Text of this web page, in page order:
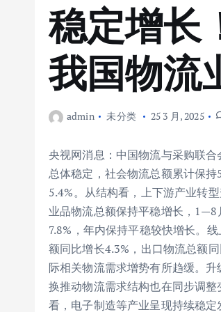
稳定增长
我国物流
admin 未分类 25 3 月, 2025
央视网消息：中国物流与采购联
总体稳定，社会物流总额累计保
5.4%。从结构看，上下游产业转
业品物流总额保持平稳增长，
7.8%，年内保持平稳较快增长。
额同比增长4.3%，出口物流总额
际相关物流需求增势有所趋缓。
换推动物流需求结构也在同步调
看，电子制造等产业呈现持续稳